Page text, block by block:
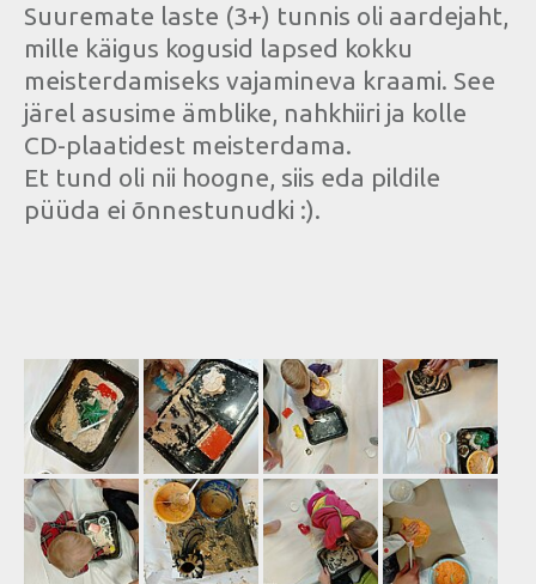
Suuremate laste (3+) tunnis oli aardejaht,
mille käigus kogusid lapsed kokku
meisterdamiseks vajamineva kraami. See
järel asusime ämblike, nahkhiiri ja kolle
CD-plaatidest meisterdama.
Et tund oli nii hoogne, siis eda pildile
püüda ei õnnestunudki :).